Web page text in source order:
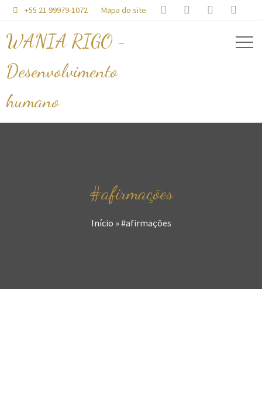
 +55 21 99979-1072 Mapa do site    
WANIA RIGO -
Desenvolvimento
humano
#afirmações
Início »#afirmações